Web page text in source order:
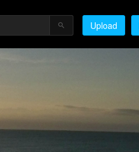
Upload